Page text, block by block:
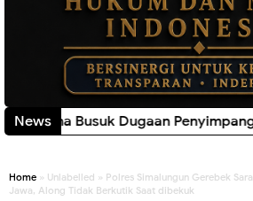
NewsPenyimpangan Program
Home » Unlabelled » Polres Simalungun Gerebek
Jawa, Along Tidak Berkutik Saat dibekuk